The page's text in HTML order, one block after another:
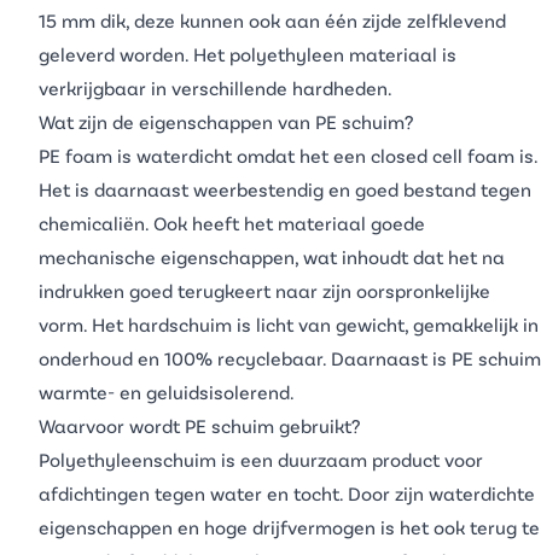
15 mm dik, deze kunnen ook aan één zijde zelfklevend
geleverd worden. Het polyethyleen materiaal is
verkrijgbaar in verschillende hardheden.
Wat zijn de eigenschappen van PE schuim?
PE foam is waterdicht omdat het een closed cell foam is.
Het is daarnaast weerbestendig en goed bestand tegen
chemicaliën. Ook heeft het materiaal goede
mechanische eigenschappen, wat inhoudt dat het na
indrukken goed terugkeert naar zijn oorspronkelijke
vorm. Het hardschuim is licht van gewicht, gemakkelijk in
onderhoud en 100% recyclebaar. Daarnaast is PE schuim
warmte- en geluidsisolerend.
Waarvoor wordt PE schuim gebruikt?
Polyethyleenschuim is een duurzaam product voor
afdichtingen tegen water en tocht. Door zijn waterdichte
eigenschappen en hoge drijfvermogen is het ook terug te